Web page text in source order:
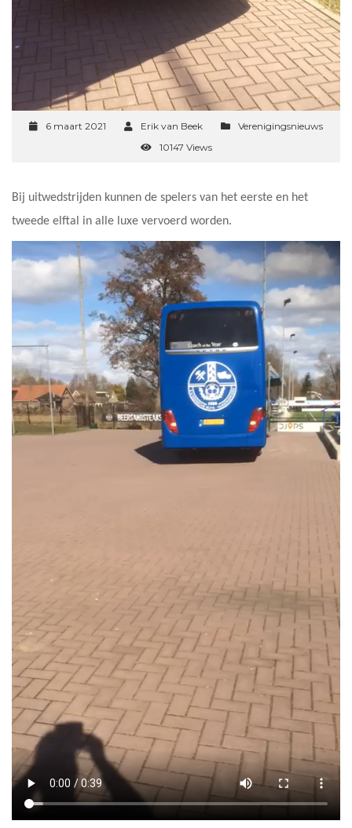
6 maart 2021 Erik van Beek
Verenigingsnieuws
10147 Views
Bij uitwedstrijden kunnen de spelers van het eerste en het
tweede elftal in alle luxe vervoerd worden.